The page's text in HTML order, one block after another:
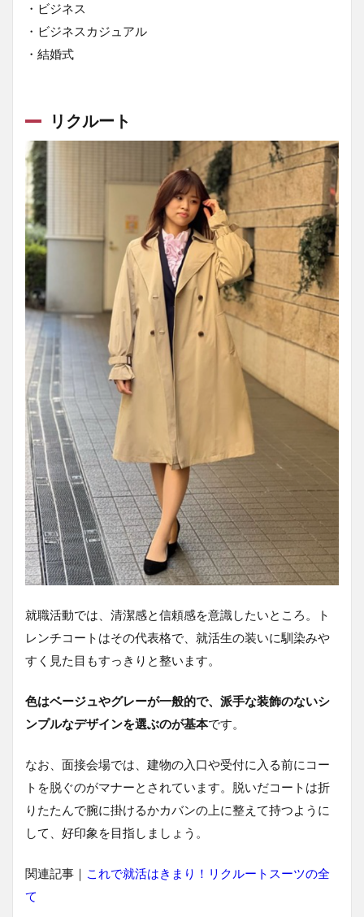
・ビジネス
・ビジネスカジュアル
・結婚式
リクルート
就職活動では、清潔感と信頼感を意識したいところ。ト
レンチコートはその代表格で、就活生の装いに馴染みや
すく見た目もすっきりと整います。
色はベージュやグレーが一般的で、派手な装飾のないシ
ンプルなデザインを選ぶのが基本です。
なお、面接会場では、建物の入口や受付に入る前にコー
トを脱ぐのがマナーとされています。脱いだコートは折
りたたんで腕に掛けるかカバンの上に整えて持つように
して、好印象を目指しましょう。
関連記事｜ これで就活はきまり！リクルートスーツの全
て